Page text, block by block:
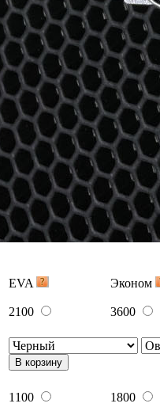
EVA
Эконом
2100
3600
В корзину
1100
1800